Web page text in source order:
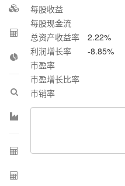
每股收益
每股现金流
总资产收益率
2.22%
利润增长率
-8.85%
市盈率
市盈增长比率
市销率